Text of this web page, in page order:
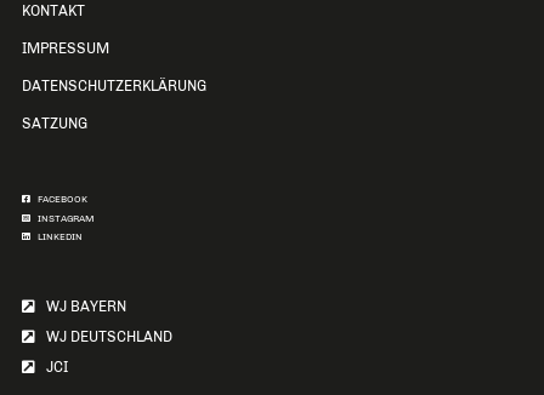
KONTAKT
IMPRESSUM
DATENSCHUTZERKLÄRUNG
SATZUNG
FACEBOOK
INSTAGRAM
LINKEDIN
WJ BAYERN
WJ DEUTSCHLAND
JCI